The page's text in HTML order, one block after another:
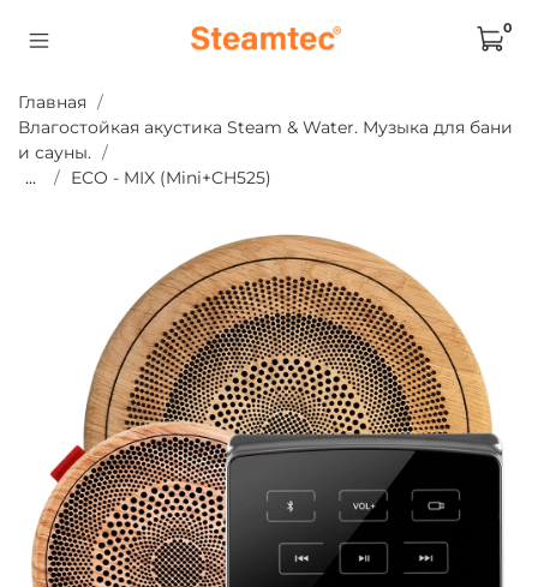
0
Главная
Влагостойкая акустика Steam & Water. Музыка для бани
и сауны.
...
ECO - MIX (Mini+CH525)